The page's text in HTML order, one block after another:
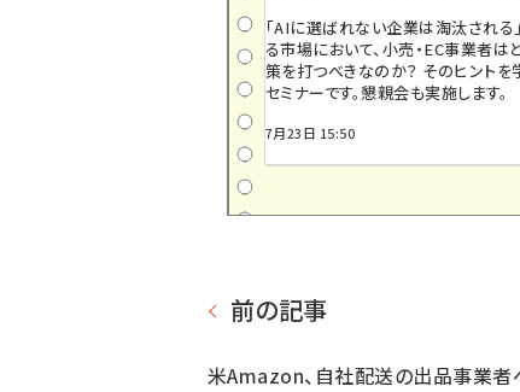
「AIに選ばれない企業は淘汰される」
る市場において、小売・EC事業者は
策を打つべきなのか？ そのヒント
セミナーです。懇親会も実施します。
7月23日 15:50
前の記事
米Amazon、自社配送の出品事業者